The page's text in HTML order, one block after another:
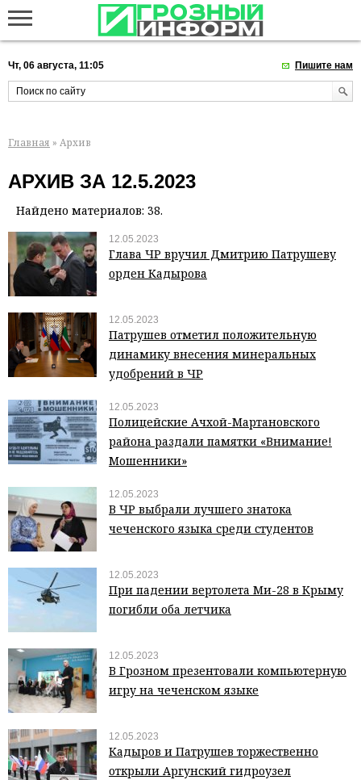
Чт, 06 августа, 11:05 Пишите нам
Главная » Архив
АРХИВ ЗА 12.5.2023
Найдено материалов: 38.
12.05.2023
Глава ЧР вручил Дмитрию Патрушеву
орден Кадырова
12.05.2023
Патрушев отметил положительную
динамику внесения минеральных
удобрений в ЧР
12.05.2023
Полицейские Ачхой-Мартановского
района раздали памятки «Внимание!
Мошенники»
12.05.2023
В ЧР выбрали лучшего знатока
чеченского языка среди студентов
12.05.2023
При падении вертолета Ми-28 в Крыму
погибли оба летчика
12.05.2023
В Грозном презентовали компьютерную
игру на чеченском языке
12.05.2023
Кадыров и Патрушев торжественно
открыли Аргунский гидроузел